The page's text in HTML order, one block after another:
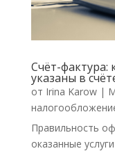
Счёт-
указаны в
от Irina Karow|
Правильность
оказанные